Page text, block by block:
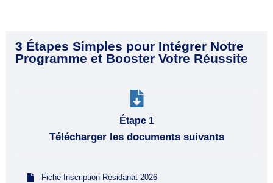
3 Étapes Simples pour Intégrer Notre
Programme et Booster Votre Réussite
Étape 1
Télécharger les documents suivants
Fiche Inscription Résidanat 2026